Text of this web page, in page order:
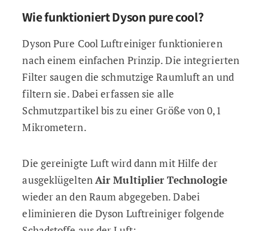
Wie funktioniert Dyson pure cool?
Dyson Pure Cool Luftreiniger funktionieren
nach einem einfachen Prinzip. Die integrierten
Filter saugen die schmutzige Raumluft an und
filtern sie. Dabei erfassen sie alle
Schmutzpartikel bis zu einer Größe von 0,1
Mikrometern.
Die gereinigte Luft wird dann mit Hilfe der
ausgeklügeltenAir Multiplier Technologie
wieder an den Raum abgegeben. Dabei
eliminieren die Dyson Luftreiniger folgende